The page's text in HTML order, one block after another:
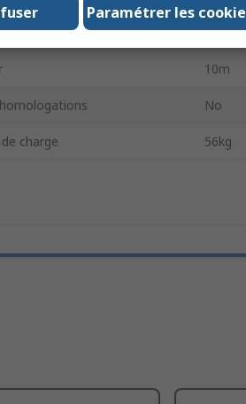
lien 5.4mm
10m
No
charge 56kg
Paramétrer les